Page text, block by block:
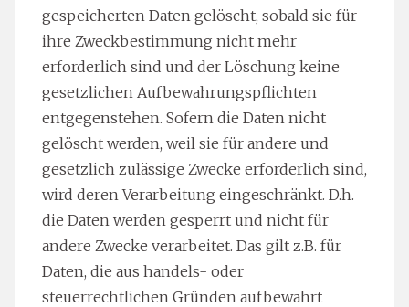
gespeicherten Daten gelöscht, sobald sie für
ihre Zweckbestimmung nicht mehr
erforderlich sind und der Löschung keine
gesetzlichen Aufbewahrungspflichten
entgegenstehen. Sofern die Daten nicht
gelöscht werden, weil sie für andere und
gesetzlich zulässige Zwecke erforderlich sind,
wird deren Verarbeitung eingeschränkt. D.h.
die Daten werden gesperrt und nicht für
andere Zwecke verarbeitet. Das gilt z.B. für
Daten, die aus handels- oder
steuerrechtlichen Gründen aufbewahrt